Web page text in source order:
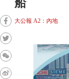
船
大公報 A2：內地